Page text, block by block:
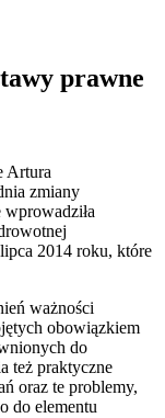
prawne
Artura
zmiany
2014 roku, które
ważności
obowiązkiem
do
też praktyczne
oraz te problemy,
do elementu